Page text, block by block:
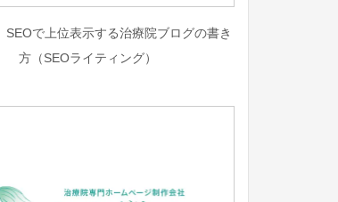
SEOで上位表示する治療院ブログの書き
方（SEOライティング）